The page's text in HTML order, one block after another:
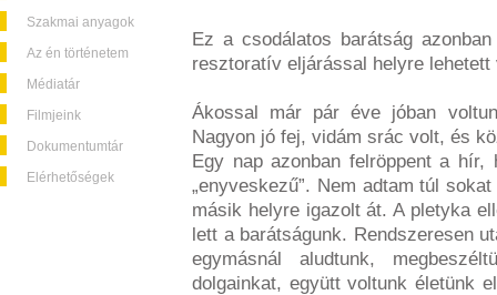
Szakmai anyagok
Az én történetem
Médiatár
Filmjeink
Dokumentumtár
Elérhetőségek
Ez a csodálatos barátság
resztoratív eljárással helyre
Ákossal már pár éve jóban
Nagyon jó fej, vidám srác volt, és
Egy nap azonban felröppent a
„enyveskezű”. Nem adtam túl
másik helyre igazolt át. A pletyka
lett a barátságunk. Rendszeresen
egymásnál aludtunk,
dolgainkat, együtt voltunk életünk